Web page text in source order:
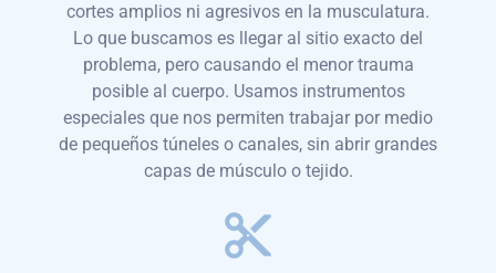
cortes amplios ni agresivos en la musculatura.
Lo que buscamos es llegar al sitio exacto del
problema, pero causando el menor trauma
posible al cuerpo. Usamos instrumentos
especiales que nos permiten trabajar por medio
de pequeños túneles o canales, sin abrir grandes
capas de músculo o tejido.